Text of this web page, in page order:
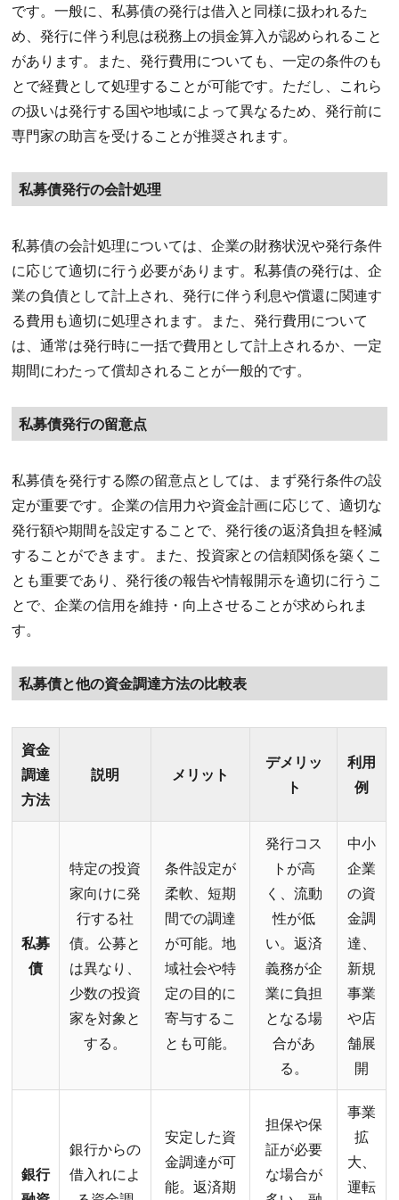
です。一般に、私募債の発行は借入と同様に扱われるた
め、発行に伴う利息は税務上の損金算入が認められること
があります。また、発行費用についても、一定の条件のも
とで経費として処理することが可能です。ただし、これら
の扱いは発行する国や地域によって異なるため、発行前に
専門家の助言を受けることが推奨されます。
私募債発行の会計処理
私募債の会計処理については、企業の財務状況や発行条件
に応じて適切に行う必要があります。私募債の発行は、企
業の負債として計上され、発行に伴う利息や償還に関連す
る費用も適切に処理されます。また、発行費用について
は、通常は発行時に一括で費用として計上されるか、一定
期間にわたって償却されることが一般的です。
私募債発行の留意点
私募債を発行する際の留意点としては、まず発行条件の設
定が重要です。企業の信用力や資金計画に応じて、適切な
発行額や期間を設定することで、発行後の返済負担を軽減
することができます。また、投資家との信頼関係を築くこ
とも重要であり、発行後の報告や情報開示を適切に行うこ
とで、企業の信用を維持・向上させることが求められま
す。
私募債と他の資金調達方法の比較表
資金
調達
方法
説明 メリット
デメリッ
ト
利用
例
私募
債
特定の投資
家向けに発
行する社
債。公募と
は異なり、
少数の投資
家を対象と
する。
条件設定が
柔軟、短期
間での調達
が可能。地
域社会や特
定の目的に
寄与するこ
とも可能。
発行コス
トが高
く、流動
性が低
い。返済
義務が企
業に負担
となる場
合があ
る。
中小
企業
の資
金調
達、
新規
事業
や店
舗展
開
銀行
銀行からの
借入れによ
安定した資
金調達が可
能。返済期
担保や保
証が必要
な場合が
事業
拡
大、
運転